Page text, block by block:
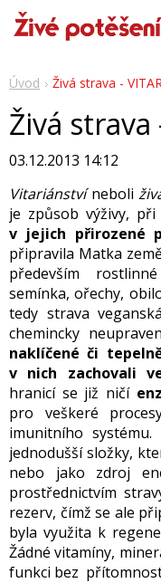
Úvod Živá strava -
Živá strava
03.12.2013 14:12
Vitariánstvíneboli
je způsob výživy,
v jejich přirozené
připravila Matka
především
semínka, ořechy,
tedy strava
chemincky
naklíčené či
v nich zachovali
hranicí se již ničí
pro veškeré
imunitního
jednodušší složky,
nebo jako zdroj
prostřednictvím
rezerv, čímž se ale
byla využita k
Žádné vitamíny,
funkci bez